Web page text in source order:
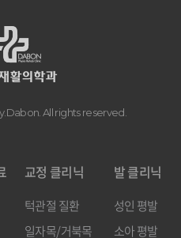
All rights reserved.
교정 클리닉
턱관절 질환
일자목/거북목
발 클리닉
성인 평발
소아 평발